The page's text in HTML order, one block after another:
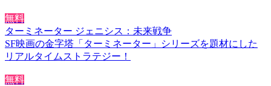
無料
ターミネーター ジェニシス：未来戦争
SF映画の金字塔「ターミネーター」シリーズを題材にした
リアルタイムストラテジー！
無料